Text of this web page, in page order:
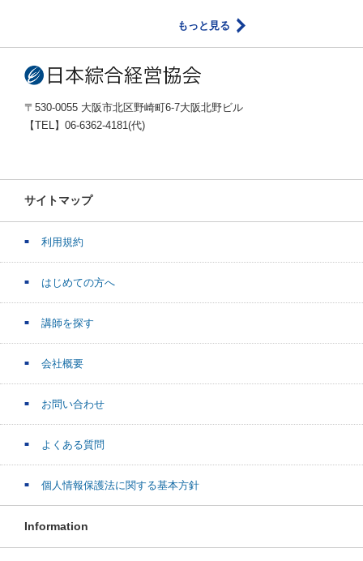
もっと見る
〒530-0055 大阪市北区野崎町6-7大阪北野ビル
【TEL】06-6362-4181(代)
サイトマップ
利用規約
はじめての方へ
講師を探す
会社概要
お問い合わせ
よくある質問
個人情報保護法に関する基本方針
Information